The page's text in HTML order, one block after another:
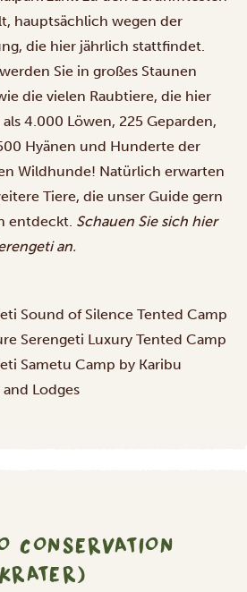
hauptsächlich wegen der
, die hier jährlich stattfindet.
Sie in großes Staunen
die vielen Raubtiere, die hier
4.000 Löwen, 225 Geparden,
Hyänen und Hunderte der
Wildhunde! Natürlich erwarten
Tiere, die unser Guide gern
entdeckt. Schauen Sie sich hier
an.
Sound of Silence Tented Camp
Serengeti Luxury Tented Camp
Sametu Camp by Karibu
Lodges
CONSERVATION